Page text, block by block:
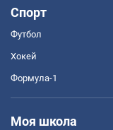
Спорт
Футбол
Хокей
Формула-1
Моя школа